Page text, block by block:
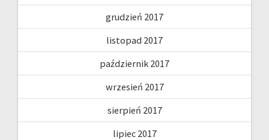
grudzień 2017
listopad 2017
październik 2017
wrzesień 2017
sierpień 2017
lipiec 2017